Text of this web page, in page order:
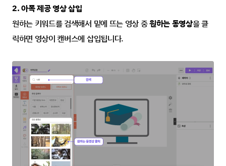
2. 아폭 제공 영상 삽입
원하는 키워드를 검색해서 밑에 뜨는 영상 중 원하는 동영상을 클
릭하면 영상이 캔버스에 삽입됩니다.